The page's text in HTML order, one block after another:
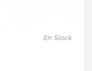
En Stock